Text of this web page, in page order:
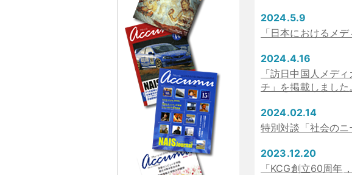
2024.5.9
「日本におけるメ
2024.4.16
「訪日中国人メデ
チ」を掲載しました
2024.02.14
特別対談「社会のニ
2023.12.20
「KCG創立60周年 ，